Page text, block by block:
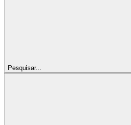
Pesquisar...